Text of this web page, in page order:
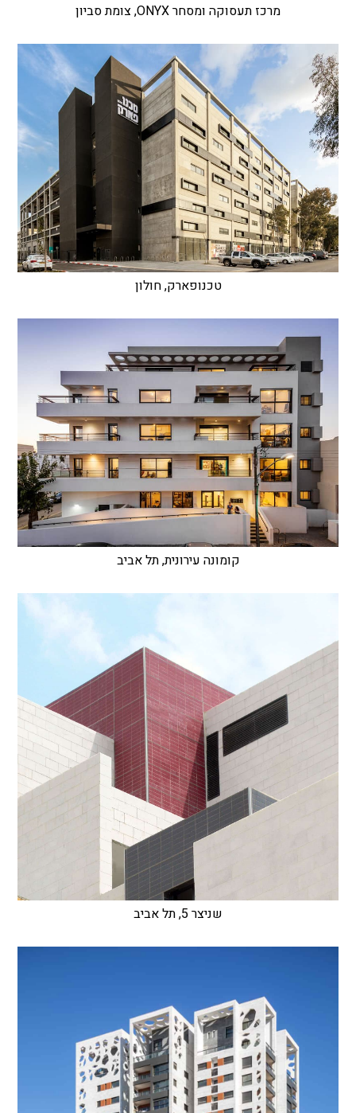
מרכז תעסוקה ומסחר ONYX, צומת סביון
טכנופארק, חולון
קומונה עירונית, תל אביב
שניצר 5, תל אביב